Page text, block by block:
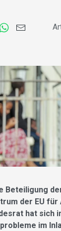
Beteiligung
der EU für
hat sich
im